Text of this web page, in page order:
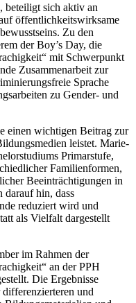
beteiligt sich aktiv an
öffentlichkeitswirksame
Zu den
der Boy’s Day, die
mit Schwerpunkt
Zusammenarbeit zur
Sprache
zu Gender- und
einen wichtigen Beitrag zur
leistet. Marie-
Primarstufe,
Familienformen,
Beeinträchtigungen in
darauf hin, dass
reduziert wird und
als Vielfalt dargestellt
im Rahmen der
an der PPH
Die Ergebnisse
und